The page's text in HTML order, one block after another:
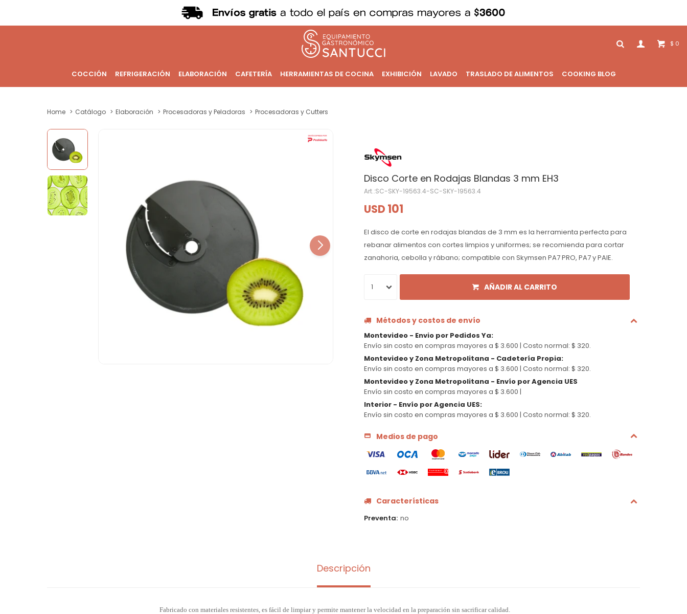
COCCIÓN REFRIGERACIÓN ELABORACIÓN CAFETERÍA HERRAMIENTAS DE COCINA EXHIBICIÓN LAVADO TRASLADO DE ALIMENTOS COOKING BLOG
$ 0
Home Catálogo Elaboración Procesadoras y Peladoras Procesadoras y Cutters
Disco Corte en Rodajas Blandas 3 mm EH3
SC-SKY-19563.4-SC-SKY-19563.4
USD 101
El disco de corte en rodajas blandas de 3 mm es la herramienta perfecta para
rebanar alimentos con cortes limpios y uniformes; se recomienda para cortar
zanahoria, cebolla y rábano; compatible con Skymsen PA7 PRO, PA7 y PAIE.
1 AÑADIR AL CARRITO
Métodos y costos de envío
Montevideo - Envio por Pedidos Ya:
Envío sin costo en compras mayores a $ 3.600 | Costo normal: $ 320.
Montevideo y Zona Metropolitana - Cadetería Propia:
Envío sin costo en compras mayores a $ 3.600 | Costo normal: $ 320.
Montevideo y Zona Metropolitana - Envío por Agencia UES
Envío sin costo en compras mayores a $ 3.600 |
Interior - Envío por Agencia UES:
Envío sin costo en compras mayores a $ 3.600 | Costo normal: $ 320.
Medios de pago
Características
Preventa no
Descripción
Fabricado con materiales resistentes, es fácil de limpiar y permite mantener la velocidad en la preparación sin sacrificar calidad.